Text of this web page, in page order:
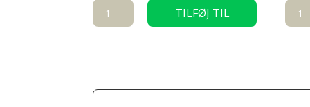
BLACK
LINE
cm.
TILFØJ TIL
KURV
BLACK
LINE